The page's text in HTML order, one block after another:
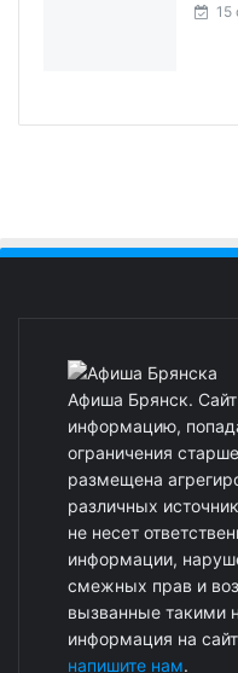
15
Афиша Брянск.
информацию,
ограничения
размещена
различных
не несет
информации,
смежных прав и
вызванные такими
информация на
напишите нам.